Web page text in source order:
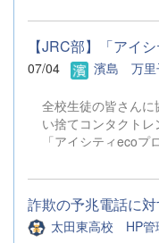
に分かれ、活発な
ました。講師の方
らのご指摘のおか
づきを得ることがで
ができました。 （7
にも掲載されています。）
の感想（一部抜粋
対して自分たちが
がりました。お金の
たりと様々なために
から意...
告、 今年度の活動
認されました。 ま
懇親会の開催が確
親会「東の十会～
生が幹事長となり
盛大に開催されま
画である「仮装で
た。 最後には、 次
の11期生に 青藍同
300人での開催を目
した。 次回も皆様
07/04 濱島 万里
全校生徒の皆さん
い捨てコンタクト
「アイシティecoプ
することができま
は、ふたたび視力を
方々のために、全額
されます。 今回、
詐欺の予兆電話に
太田東高校 HP管